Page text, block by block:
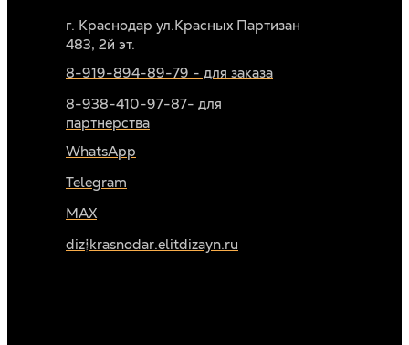
г. Краснодар ул.Красных Партизан
483, 2й эт.
8-919-894-89-79 - для заказа
8-938-410-97-87- для
партнерства
WhatsApp
Telegram
MAX
diz@krasnodar.elitdizayn.ru